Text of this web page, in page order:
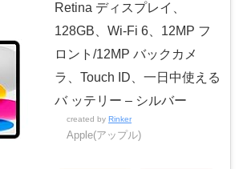
Retina ディスプレイ、
128GB、Wi-Fi 6、12MP フ
ロント/12MP バックカメ
ラ、Touch ID、一日中使える
バ ッテリー – シルバー
created by Rinker
Apple(アップル)